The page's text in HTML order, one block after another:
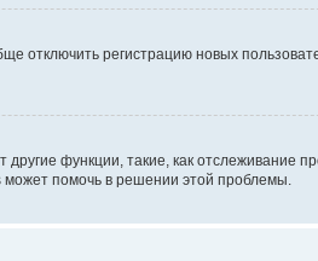
отключить регистрацию новых
функции, такие, как отслеживание
помочь в решении этой проблемы.